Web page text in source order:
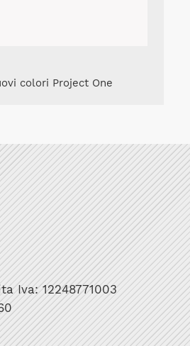
colori Project One
Iva: 12248771003